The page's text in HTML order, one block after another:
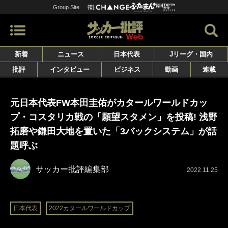
Group Site
新着 ニュース 日本代表
Jリーグ・国内
批評
インタビュー ビジネス 動画 連載
元日本代表FW本田圭佑がカタールワールドカッ
プ・コスタリカ戦の「願望スタメン」を投稿! 浅野
拓磨や鎌田大地を置いた「3バックシステム」が話
題呼ぶ
サッカー批評編集部 2022.11.25
日本代表 2022カタールワールドカップ